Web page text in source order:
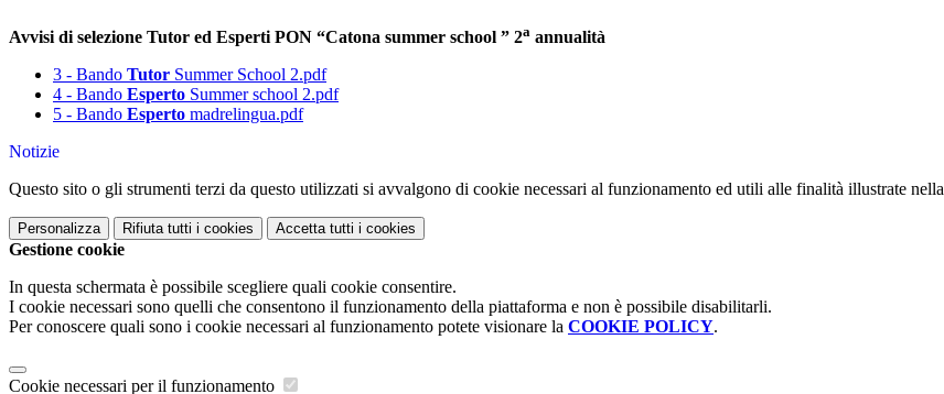
Avvisi di selezione Tutor ed Esperti PON “Catona summer school ” 2a annualità
3 - Bando Tutor Summer School 2.pdf
4 - Bando Esperto Summer school 2.pdf
5 - Bando Esperto madrelingua.pdf
Notizie
Questo sito o gli strumenti terzi da questo utilizzati si avvalgono di cookie necessari al funzionamento ed utili alle finalità illustrate nella
Personalizza Rifiuta tutti i cookies Accetta tutti i cookies
Gestione cookie
In questa schermata è possibile scegliere quali cookie consentire.
I cookie necessari sono quelli che consentono il funzionamento della piattaforma e non è possibile disabilitarli.
Per conoscere quali sono i cookie necessari al funzionamento potete visionare la COOKIE POLICY.
Cookie necessari per il funzionamento